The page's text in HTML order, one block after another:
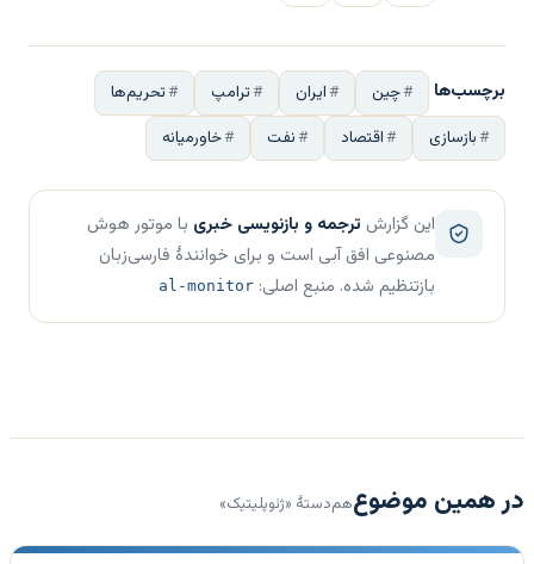
برچسب‌ها چین ایران ترامپ
تحریم‌ها
بازسازی
اقتصاد نفت خاورمیانه
این گزارش ترجمه و بازنویسی خبری با موتور هوش
مصنوعی افق آبی است و برای خوانندهٔ فارسی‌زبان
بازتنظیم شده. منبع اصلی: al-monitor
در همین موضوعهم‌دستهٔ «ژئوپلیتیک»